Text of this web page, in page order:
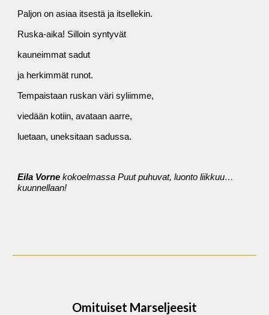
Paljon on asiaa itsestä ja itsellekin.
Ruska-aika! Silloin syntyvät
kauneimmat sadut
ja herkimmät runot.
Tempaistaan ruskan väri syliimme,
viedään kotiin, avataan aarre,
luetaan, uneksitaan sadussa.
Eila Vorne kokoelmassa Puut puhuvat, luonto liikkuu…
kuunnellaan!
Omituiset Marseljeesit